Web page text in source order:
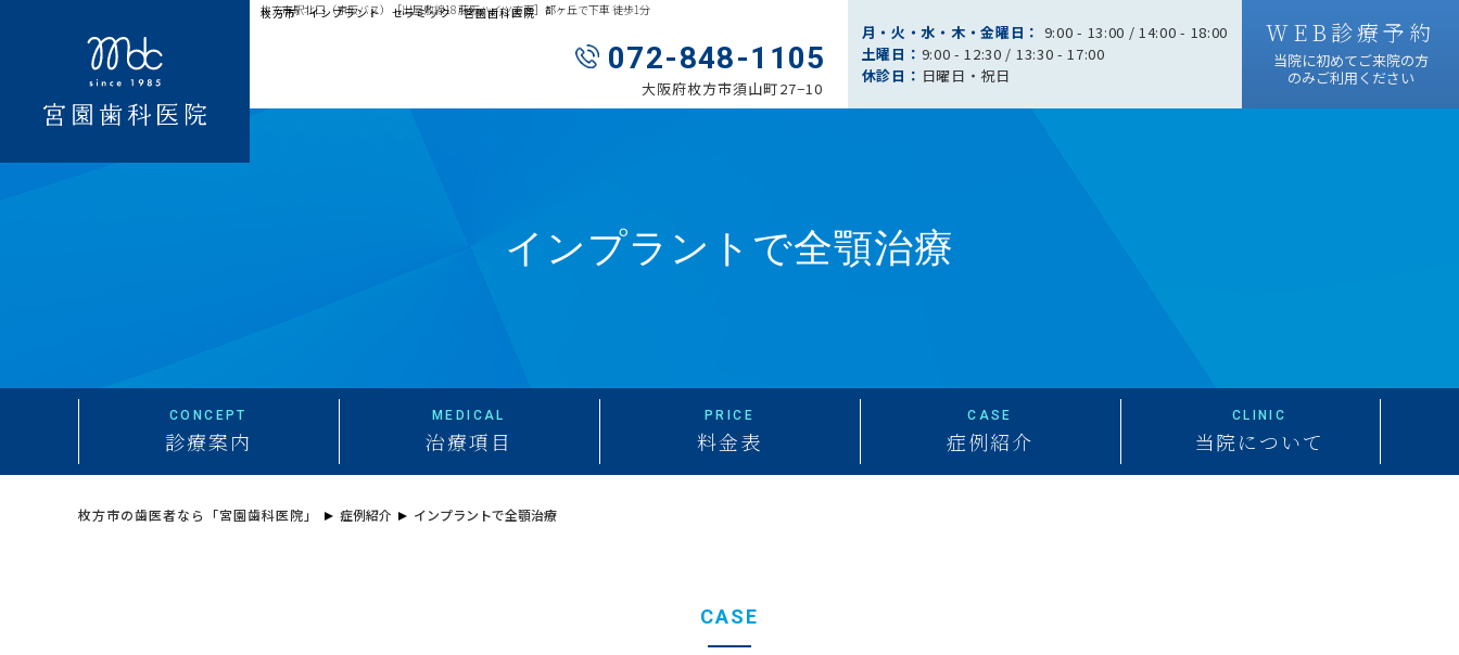
枚方市 インプラント セラミック 宮園歯科医院
枚方市駅北口（京阪バス）［出屋敷線18 藤阪ハイツ方面］都ヶ丘で下車 徒歩1分
072-848-1105
大阪府枚方市須山町27−10
月・火・水・木・金曜日： 9:00 - 13:00 / 14:00 - 18:00
土曜日： 9:00 - 12:30 / 13:30 - 17:00
休診日： 日曜日・祝日
WEB診療予約
当院に初めてご来院の方
のみご利用ください
インプラントで全顎治療
CONCEPT
診療案内
MEDICAL
治療項目
PRICE
料金表
CASE
症例紹介
CLINIC
当院について
枚方市の歯医者なら「宮園歯科医院」 症例紹介 インプラントで全顎治療
CASE